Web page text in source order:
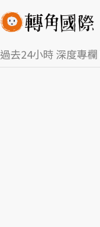
過去24小時深度專欄